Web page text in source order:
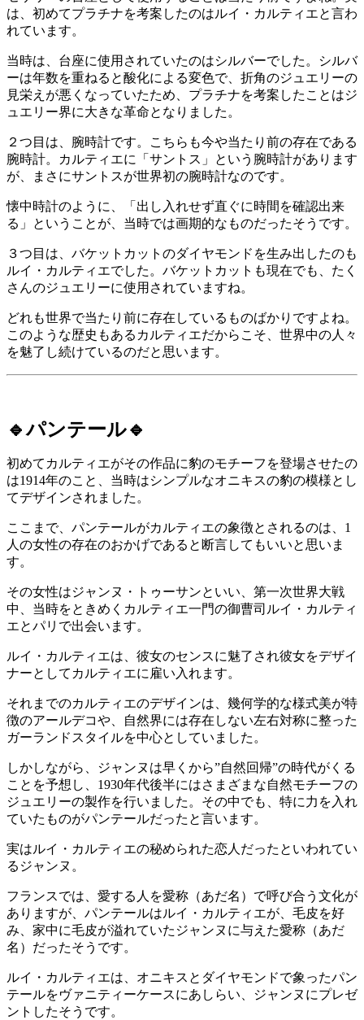
は、初めてプラチナを考案したのはルイ・カルティエと言わ
れています。
当時は、台座に使用されていたのはシルバーでした。シルバ
ーは年数を重ねると酸化による変色で、折角のジュエリーの
見栄えが悪くなっていたため、プラチナを考案したことはジ
ュエリー界に大きな革命となりました。
２つ目は、腕時計です。こちらも今や当たり前の存在である
腕時計。カルティエに「サントス」という腕時計があります
が、まさにサントスが世界初の腕時計なのです。
懐中時計のように、「出し入れせず直ぐに時間を確認出来
る」ということが、当時では画期的なものだったそうです。
３つ目は、バケットカットのダイヤモンドを生み出したのも
ルイ・カルティエでした。バケットカットも現在でも、たく
さんのジュエリーに使用されていますね。
どれも世界で当たり前に存在しているものばかりですよね。
このような歴史もあるカルティエだからこそ、世界中の人々
を魅了し続けているのだと思います。
🔹パンテール🔹
初めてカルティエがその作品に豹のモチーフを登場させたの
は1914年のこと、当時はシンプルなオニキスの豹の模様とし
てデザインされました。
ここまで、パンテールがカルティエの象徴とされるのは、1
人の女性の存在のおかげであると断言してもいいと思いま
す。
その女性はジャンヌ・トゥーサンといい、第一次世界大戦
中、当時をときめくカルティエ一門の御曹司ルイ・カルティ
エとパリで出会います。
ルイ・カルティエは、彼女のセンスに魅了され彼女をデザイ
ナーとしてカルティエに雇い入れます。
それまでのカルティエのデザインは、幾何学的な様式美が特
徴のアールデコや、自然界には存在しない左右対称に整った
ガーランドスタイルを中心としていました。
しかしながら、ジャンヌは早くから”自然回帰”の時代がくる
ことを予想し、1930年代後半にはさまざまな自然モチーフの
ジュエリーの製作を行いました。その中でも、特に力を入れ
ていたものがパンテールだったと言います。
実はルイ・カルティエの秘められた恋人だったといわれてい
るジャンヌ。
フランスでは、愛する人を愛称（あだ名）で呼び合う文化が
ありますが、パンテールはルイ・カルティエが、毛皮を好
み、家中に毛皮が溢れていたジャンヌに与えた愛称（あだ
名）だったそうです。
ルイ・カルティエは、オニキスとダイヤモンドで象ったパン
テールをヴァニティーケースにあしらい、ジャンヌにプレゼ
ントしたそうです。